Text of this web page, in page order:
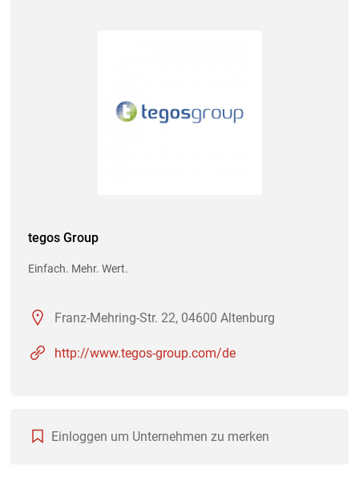
tegos Group
Einfach. Mehr. Wert.
Franz-Mehring-Str. 22, 04600 Altenburg
http://www.tegos-group.com/de
Einloggen um Unternehmen zu merken